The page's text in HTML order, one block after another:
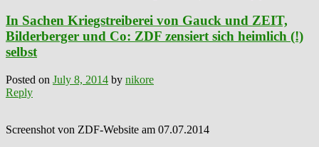
In Sachen Kriegstreiberei von Gauck und ZEIT,
Bilderberger und Co: ZDF zensiert sich heimlich (!)
selbst
Posted on July 8, 2014 by nikore
Reply
Screenshot von ZDF-Website am 07.07.2014